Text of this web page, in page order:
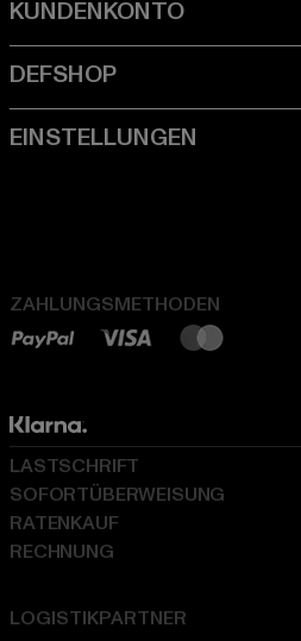
ZAHLUNGSMETHODEN
LOGISTIKPARTNER
LASTSCHRIFT
SOFORTÜBERWEISUNG
RATENKAUF
RECHNUNG